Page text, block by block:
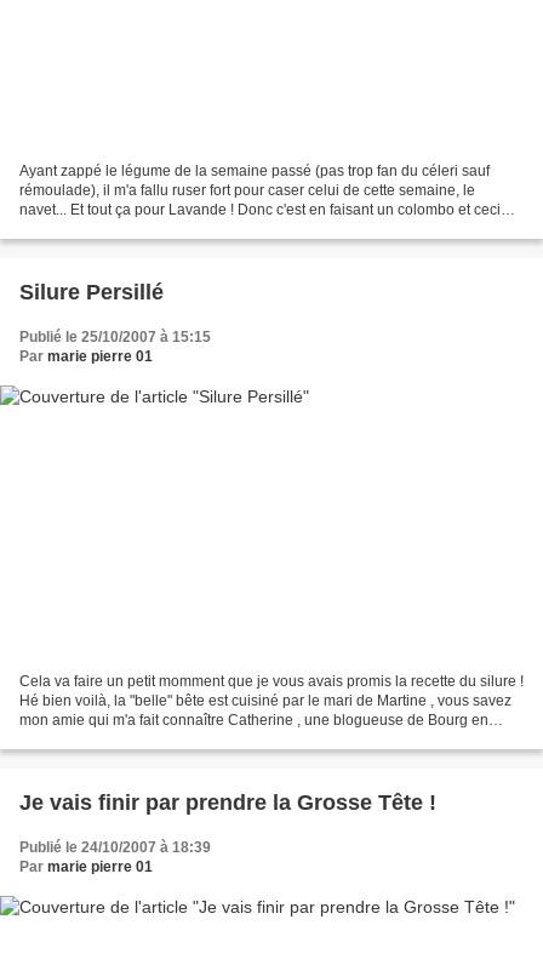
Ayant zappé le légume de la semaine passé (pas trop fan du céleri sauf
rémoulade), il m'a fallu ruser fort pour caser celui de cette semaine, le
navet... Et tout ça pour Lavande ! Donc c'est en faisant un colombo et ceci
Silure Persillé
Publié le 25/10/2007 à 15:15
Par marie pierre 01
Cela va faire un petit momment que je vous avais promis la recette du silure !
Hé bien voilà, la "belle" bête est cuisiné par le mari de Martine , vous savez
mon amie qui m'a fait connaître Catherine , une blogueuse de Bourg en
Je vais finir par prendre la Grosse Tête !
Publié le 24/10/2007 à 18:39
Par marie pierre 01